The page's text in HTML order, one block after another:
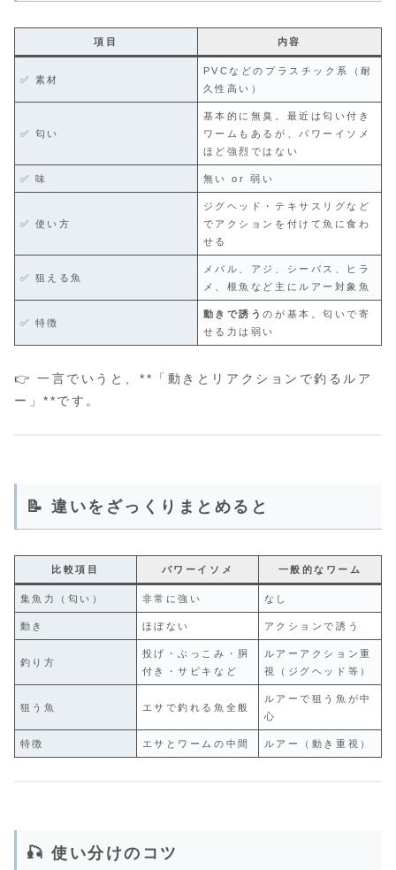
項目 内容
✅ 素材
PVCなどのプラスチック系（耐
久性高い）
✅ 匂い
基本的に無臭。最近は匂い付き
ワームもあるが、パワーイソメ
ほど強烈ではない
✅ 味 無い or 弱い
✅ 使い方
ジグヘッド・テキサスリグなど
でアクションを付けて魚に食わ
せる
✅ 狙える魚
メバル、アジ、シーバス、ヒラ
メ、根魚など主にルアー対象魚
✅ 特徴
動きで誘うのが基本。匂いで寄
せる力は弱い
👉 一言でいうと、**「動きとリアクションで釣るルア
ー」**です。
📝 違いをざっくりまとめると
比較項目 パワーイソメ 一般的なワーム
集魚力（匂い） 非常に強い なし
動き ほぼない アクションで誘う
釣り方
投げ・ぶっこみ・胴
付き・サビキなど
ルアーアクション重
視（ジグヘッド等）
狙う魚 エサで釣れる魚全般
ルアーで狙う魚が中
心
特徴 エサとワームの中間 ルアー（動き重視）
🎣 使い分けのコツ